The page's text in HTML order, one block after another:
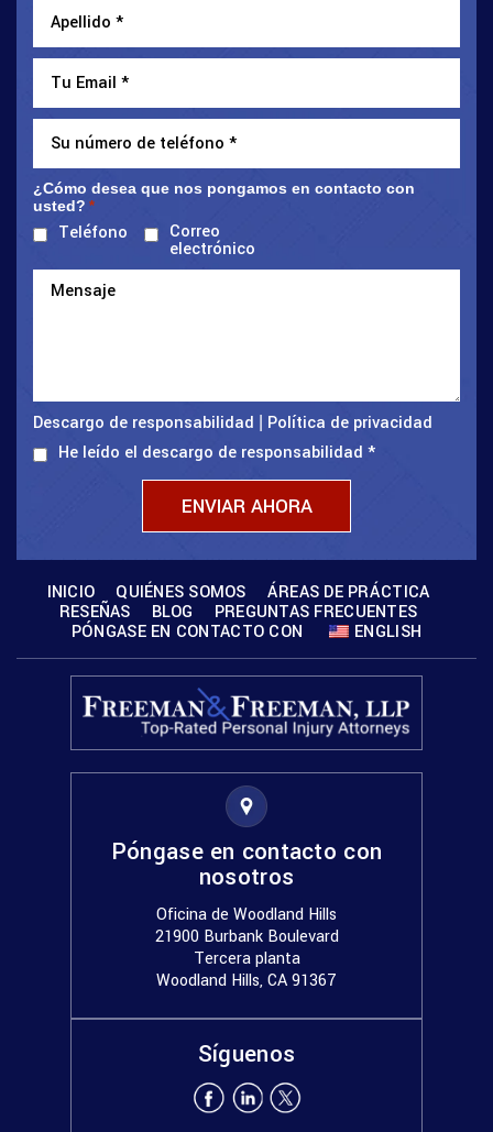
¿Cómo desea que nos pongamos en contacto con
usted? *
Teléfono Correo
electrónico
Descargo de responsabilidad
Política de privacidad
He leído el descargo de responsabilidad *
INICIO QUIÉNES SOMOS
ÁREAS DE PRÁCTICA
RESEÑAS
BLOG
PREGUNTAS FRECUENTES
PÓNGASE EN CONTACTO CON
ENGLISH
Póngase en contacto con
nosotros
Oficina de Woodland Hills
21900 Burbank Boulevard
Tercera planta
Woodland Hills, CA 91367
Síguenos